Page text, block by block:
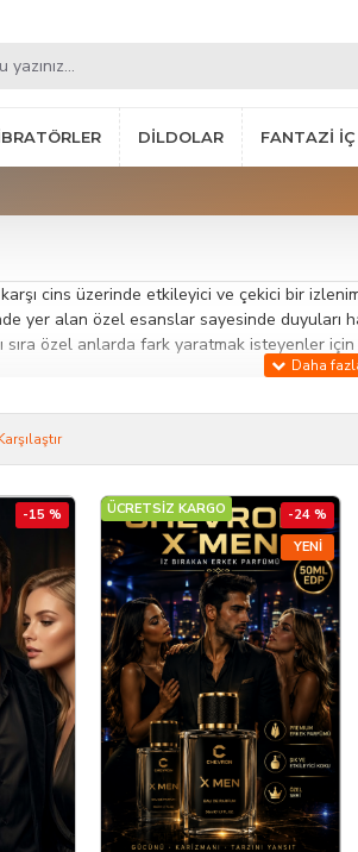
DILDOLAR FANTAZI İÇ
cins üzerinde etkileyici ve çekici bir
yer alan özel esanslar sayesinde duyuları
sıra özel anlarda fark yaratmak isteyenler
için ayrı ayrı geliştirilmiş
yalnızca güzel kokmakla sınırlı
esans
çıkarıcı koku profilleri
özel seçenekler
için uygun
keşfederek tarzınıza en uygun
-15 %
YENI
ÜCRETSİZ KARGO -24 %